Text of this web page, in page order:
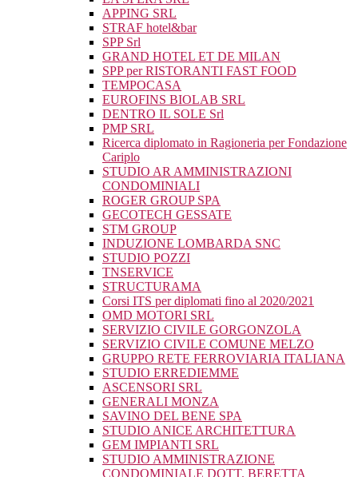
APPING SRL
STRAF hotel&bar
SPP Srl
GRAND HOTEL ET DE MILAN
SPP per RISTORANTI FAST FOOD
TEMPOCASA
EUROFINS BIOLAB SRL
DENTRO IL SOLE Srl
PMP SRL
Ricerca diplomato in Ragioneria per Fondazione
Cariplo
STUDIO AR AMMINISTRAZIONI
CONDOMINIALI
ROGER GROUP SPA
GECOTECH GESSATE
STM GROUP
INDUZIONE LOMBARDA SNC
STUDIO POZZI
TNSERVICE
STRUCTURAMA
Corsi ITS per diplomati fino al 2020/2021
OMD MOTORI SRL
SERVIZIO CIVILE GORGONZOLA
SERVIZIO CIVILE COMUNE MELZO
GRUPPO RETE FERROVIARIA ITALIANA
STUDIO ERREDIEMME
ASCENSORI SRL
GENERALI MONZA
SAVINO DEL BENE SPA
STUDIO ANICE ARCHITETTURA
GEM IMPIANTI SRL
STUDIO AMMINISTRAZIONE
CONDOMINIALE DOTT. BERETTA